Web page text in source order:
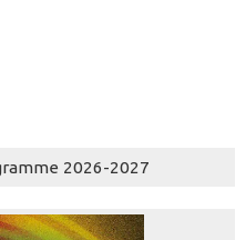
2026-2027